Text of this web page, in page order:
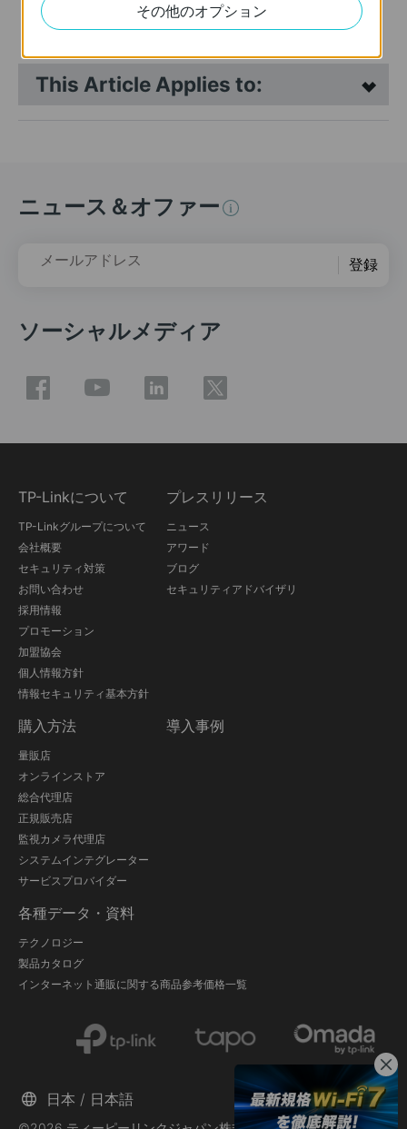
BE6500 デュアルバンドWi-
Fi 7ルーター
This Article Applies to:
ニュース＆オファー
メールアドレス 登録
ソーシャルメディア
TP-Linkについて
TP-Linkグループについて
会社概要
セキュリティ対策
お問い合わせ
採用情報
プロモーション
加盟協会
個人情報方針
情報セキュリティ基本方針
プレスリリース
ニュース
アワード
ブログ
セキュリティアドバイザリ
購入方法
量販店
オンラインストア
総合代理店
正規販売店
監視カメラ代理店
システムインテグレーター
サービスプロバイダー
導入事例
各種データ・資料
テクノロジー
製品カタログ
インターネット通販に関する商品参考価格一覧
日本 / 日本語
その他のオプション